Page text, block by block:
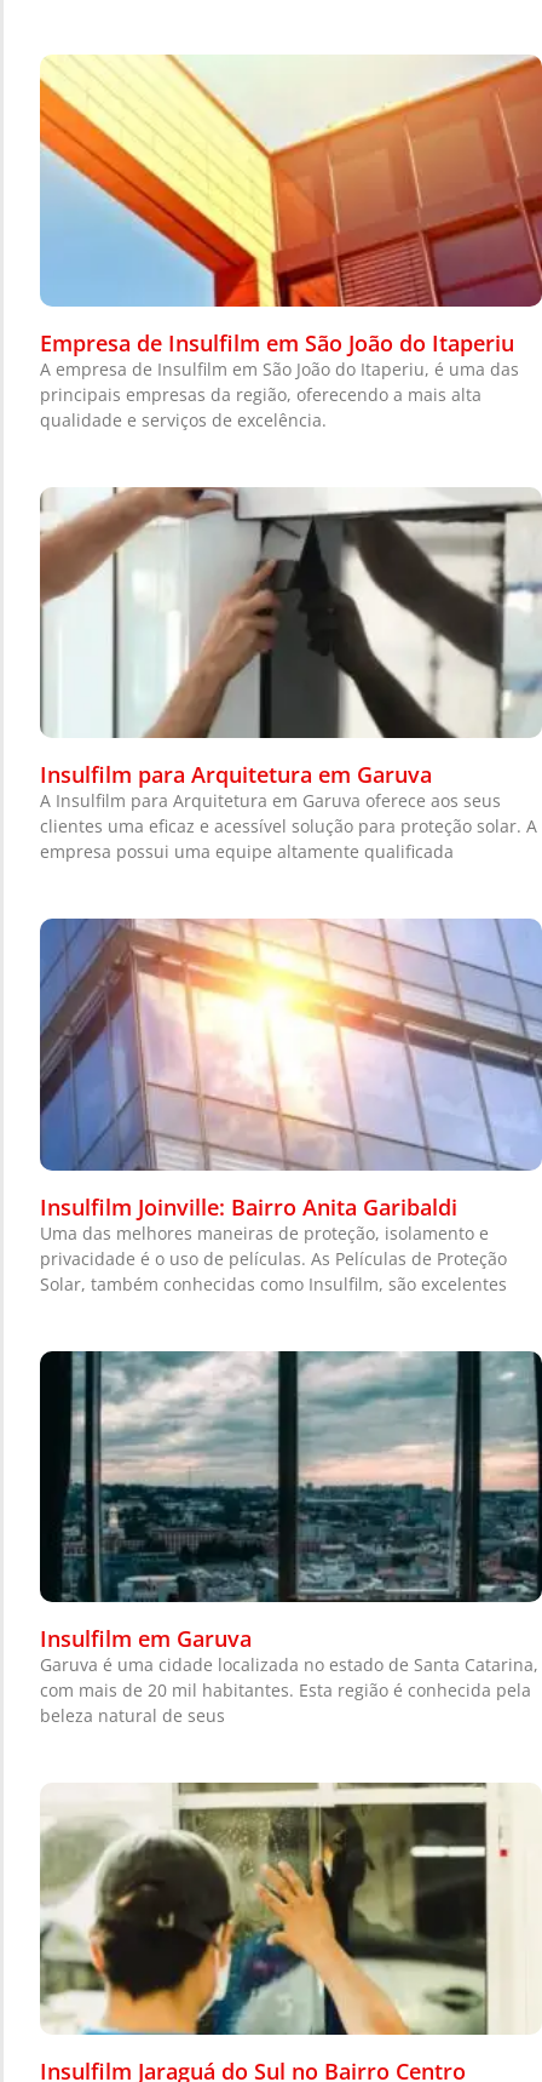
Empresa de Insulfilm em São João do Itaperiu
A empresa de Insulfilm em São João do Itaperiu, é uma das
principais empresas da região, oferecendo a mais alta
qualidade e serviços de excelência.
Insulfilm para Arquitetura em Garuva
A Insulfilm para Arquitetura em Garuva oferece aos seus
clientes uma eficaz e acessível solução para proteção solar. A
empresa possui uma equipe altamente qualificada
Insulfilm Joinville: Bairro Anita Garibaldi
Uma das melhores maneiras de proteção, isolamento e
privacidade é o uso de películas. As Películas de Proteção
Solar, também conhecidas como Insulfilm, são excelentes
Insulfilm em Garuva
Garuva é uma cidade localizada no estado de Santa Catarina,
com mais de 20 mil habitantes. Esta região é conhecida pela
beleza natural de seus
Insulfilm Jaraguá do Sul no Bairro Centro